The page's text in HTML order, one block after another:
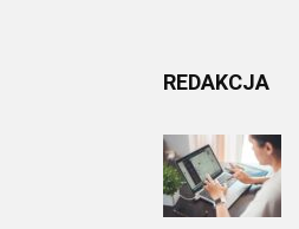
REDAKCJA